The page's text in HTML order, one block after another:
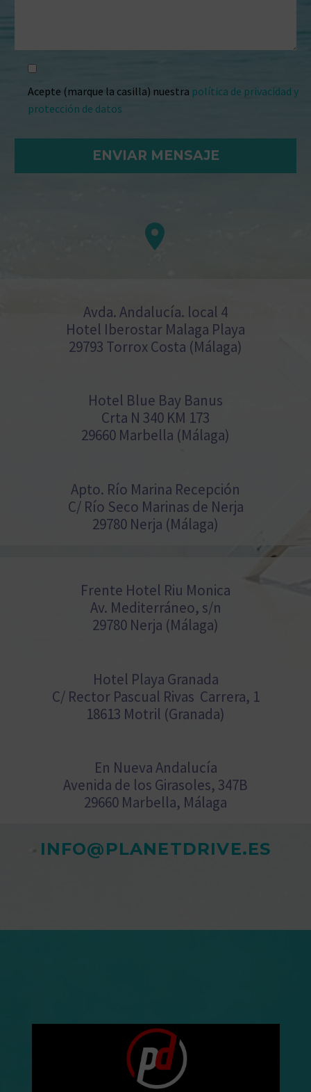
Acepte (marque la casilla) nuestra política de privacidad y
protección de datos


Avda. Andalucía. local 4
Hotel Iberostar Malaga Playa
29793 Torrox Costa (Málaga)
Hotel Blue Bay Banus
Crta N 340 KM 173
29660 Marbella (Málaga)
Apto. Río Marina Recepción
C/ Río Seco Marinas de Nerja
29780 Nerja (Málaga)
Frente Hotel Riu Monica
Av. Mediterráneo, s/n
29780 Nerja (Málaga)
Hotel Playa Granada
C/ Rector Pascual Rivas Carrera, 1
18613 Motril (Granada)
En Nueva Andalucía
Avenida de los Girasoles, 347B
29660 Marbella, Málaga
INFO@PLANETDRIVE.ES